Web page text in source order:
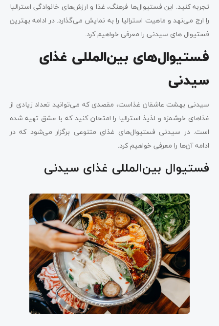
تجربه کنید. این فستیوال‌ها فرهنگ، غذا و ارزش‌های خانوادگی استرالیا
را ارج می‌نهد و ماهیت استرالیا را به نمایش می‌گذارد. در ادامه بهترین
فستیوال های سیدنی را معرفی خواهیم کرد.
فستیوال‌های بین‌المللی غذای
سیدنی
سیدنی بهشت عاشقان غذاست، مقصدی که می‌توانید تعداد زیادی از
غذاهای خوشمزه و لذیذ استرالیا را امتحان کنید که با عشق تهیه شده
است. در سیدنی فستیوال‌های غذای متنوعی برگزار می‌شود که در
ادامه آن‌ها را معرفی خواهیم کرد.
فستیوال بین‌المللی غذای سیدنی